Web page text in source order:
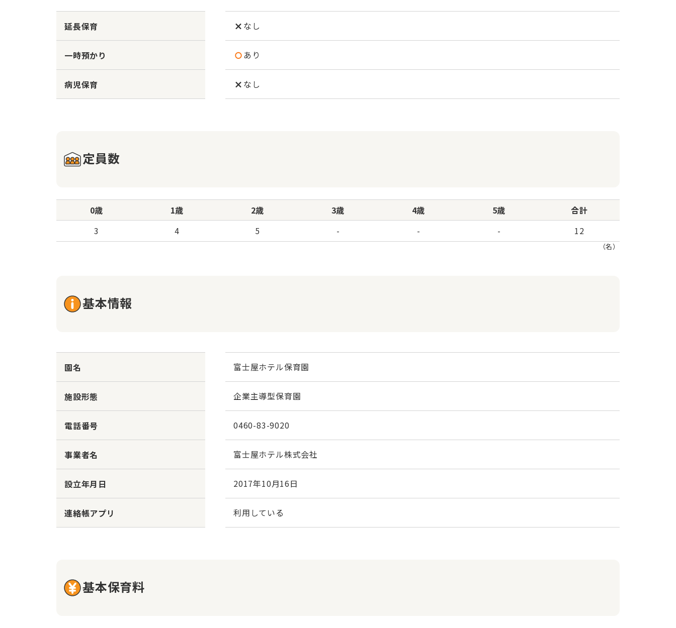
延長保育 なし
一時預かり あり
病児保育 なし
定員数
0歳 1歳 2歳 3歳 4歳 5歳
合計
3
4 5 - - - 12
（名）
基本情報
園名 富士屋ホテル保育園
施設形態 企業主導型保育園
電話番号 0460-83-9020
事業者名 富士屋ホテル株式会社
設立年月日 2017年10月16日
連絡帳アプリ 利用している
基本保育料